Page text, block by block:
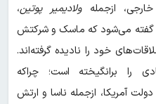
ازجملهولادیمیر پوتین،
گفته می‌شود که ماسک و شرکتش
خود را نادیده گرفته‌اند.
را برانگیخته است؛ چراکه
آمریکا، ازجمله ناسا و ارتش